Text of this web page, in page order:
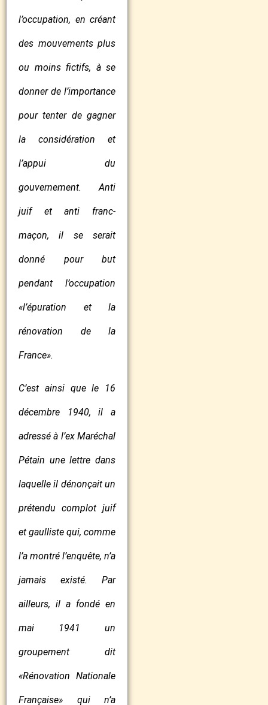
l’occupation, en créant
des mouvements plus
ou moins fictifs, à se
donner de l’importance
pour tenter de gagner
la considération et
l’appui du
gouvernement. Anti
juif et anti franc-
maçon, il se serait
donné pour but
pendant l’occupation
«l’épuration et la
rénovation de la
France».
C’est ainsi que le 16
décembre 1940, il a
adressé à l’ex Maréchal
Pétain une lettre dans
laquelle il dénonçait un
prétendu complot juif
et gaulliste qui, comme
l’a montré l’enquête, n’a
jamais existé. Par
ailleurs, il a fondé en
mai 1941 un
groupement dit
«Rénovation Nationale
Française» qui n’a